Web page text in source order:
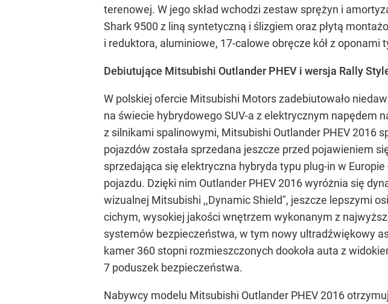
terenowej. W jego skład wchodzi zestaw sprężyn i
Shark 9500 z liną syntetyczną i ślizgiem oraz płytą
i reduktora, aluminiowe, 17-calowe obręcze kół z
Debiutujące Mitsubishi Outlander PHEV i wersja Rally
W polskiej ofercie Mitsubishi Motors zadebiutowało
na świecie hybrydowego SUV-a z elektrycznym napędem
z silnikami spalinowymi, Mitsubishi Outlander PHEV 2016
pojazdów została sprzedana jeszcze przed pojawieniem
sprzedająca się elektryczna hybryda typu plug-in w
pojazdu. Dzięki nim Outlander PHEV 2016 wyróżnia się
wizualnej Mitsubishi ,,Dynamic Shield", jeszcze lepszymi
cichym, wysokiej jakości wnętrzem wykonanym z
systemów bezpieczeństwa, w tym nowy ultradźwiękowy
kamer 360 stopni rozmieszczonych dookoła auta z
7 poduszek bezpieczeństwa.
Nabywcy modelu Mitsubishi Outlander PHEV 2016